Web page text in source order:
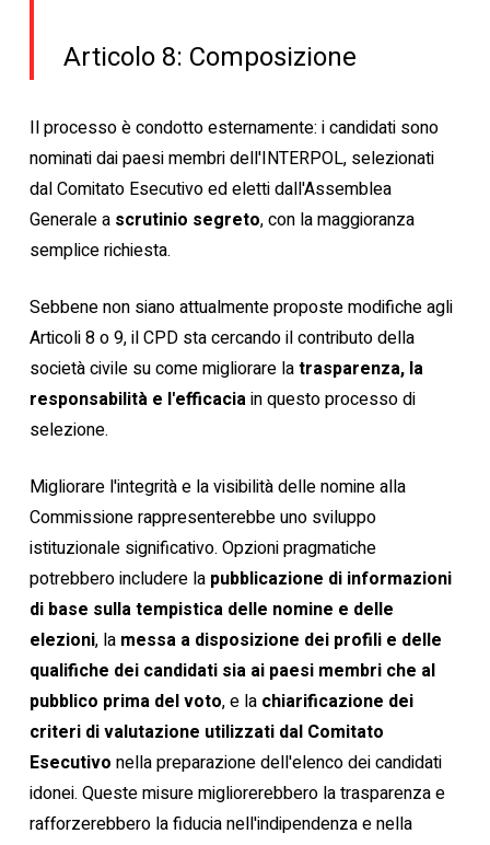
Articolo 8: Composizione
Il processo è condotto esternamente: i candidati sono
nominati dai paesi membri dell'INTERPOL, selezionati
dal Comitato Esecutivo ed eletti dall'Assemblea
Generale a scrutinio segreto, con la maggioranza
semplice richiesta.
Sebbene non siano attualmente proposte modifiche agli
Articoli 8 o 9, il CPD sta cercando il contributo della
società civile su come migliorare latrasparenza, la
responsabilità e l'efficaciain questo processo di
selezione.
Migliorare l'integrità e la visibilità delle nomine alla
Commissione rappresenterebbe uno sviluppo
istituzionale significativo. Opzioni pragmatiche
potrebbero includere la pubblicazione di informazioni
di base sulla tempistica delle nomine e delle
elezioni, la messa a disposizione dei profili e delle
qualifiche dei candidati sia ai paesi membri che al
pubblico prima del voto, e la chiarificazione dei
criteri di valutazione utilizzati dal Comitato
Esecutivo nella preparazione dell'elenco dei candidati
idonei. Queste misure migliorerebbero la trasparenza e
rafforzerebbero la fiducia nell'indipendenza e nella